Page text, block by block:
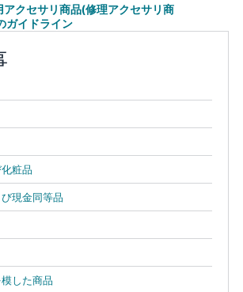
クセサリ商品(修理アクセサリ商
ガイドライン
粧品
現金同等品
した商品